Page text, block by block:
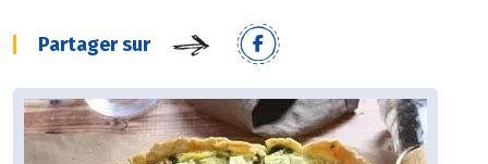
Partager sur